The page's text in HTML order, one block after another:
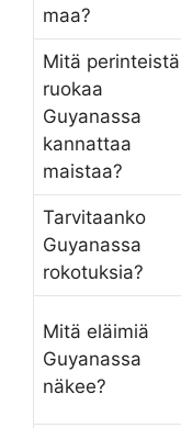
maa?
Mitä perinteistä
ruokaa
Guyanassa
kannattaa
maistaa?
Tarvitaanko
Guyanassa
rokotuksia?
Mitä eläimiä
Guyanassa
näkee?